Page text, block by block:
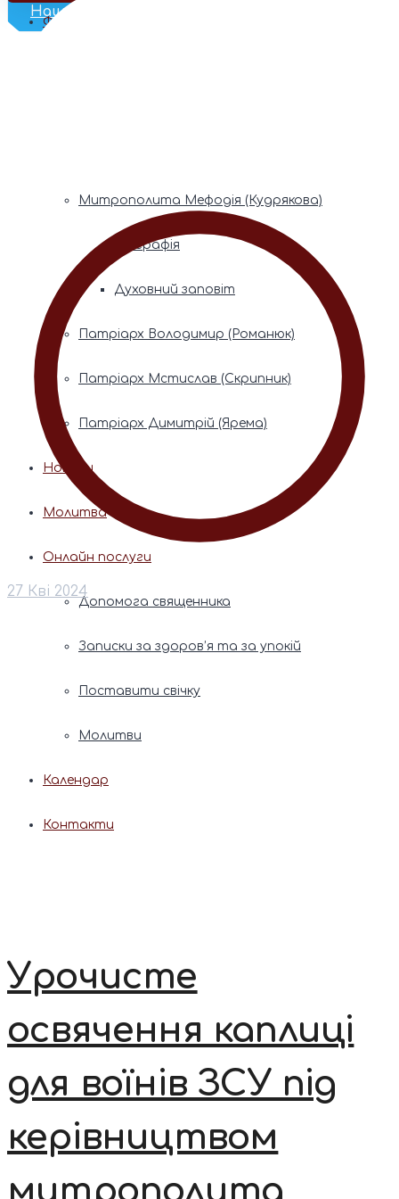
Наш Телеграм
Фонди пам’яті
Митрополита Мефодія (Кудрякова)
Біографія
Духовний заповіт
Патріарх Володимир (Романюк)
Патріарх Мстислав (Скрипник)
Патріарх Димитрій (Ярема)
Новини
Молитва
Онлайн послуги
Допомога священника
Записки за здоров’я та за упокій
Поставити свічку
Молитви
Календар
Контакти
27 Кві 2024
Урочисте
освячення каплиці
для воїнів ЗСУ під
керівництвом
митрополита